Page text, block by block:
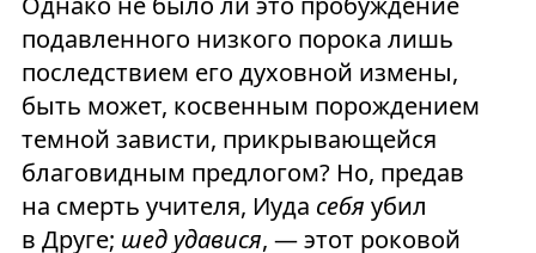
подавленного низкого порока лишь
последствием его духовной измены,
быть может, косвенным порождением
темной зависти, прикрывающейся
благовидным предлогом? Но, предав
на смерть учителя, Иуда себя убил
в Друге; шед удавися, — этот роковой